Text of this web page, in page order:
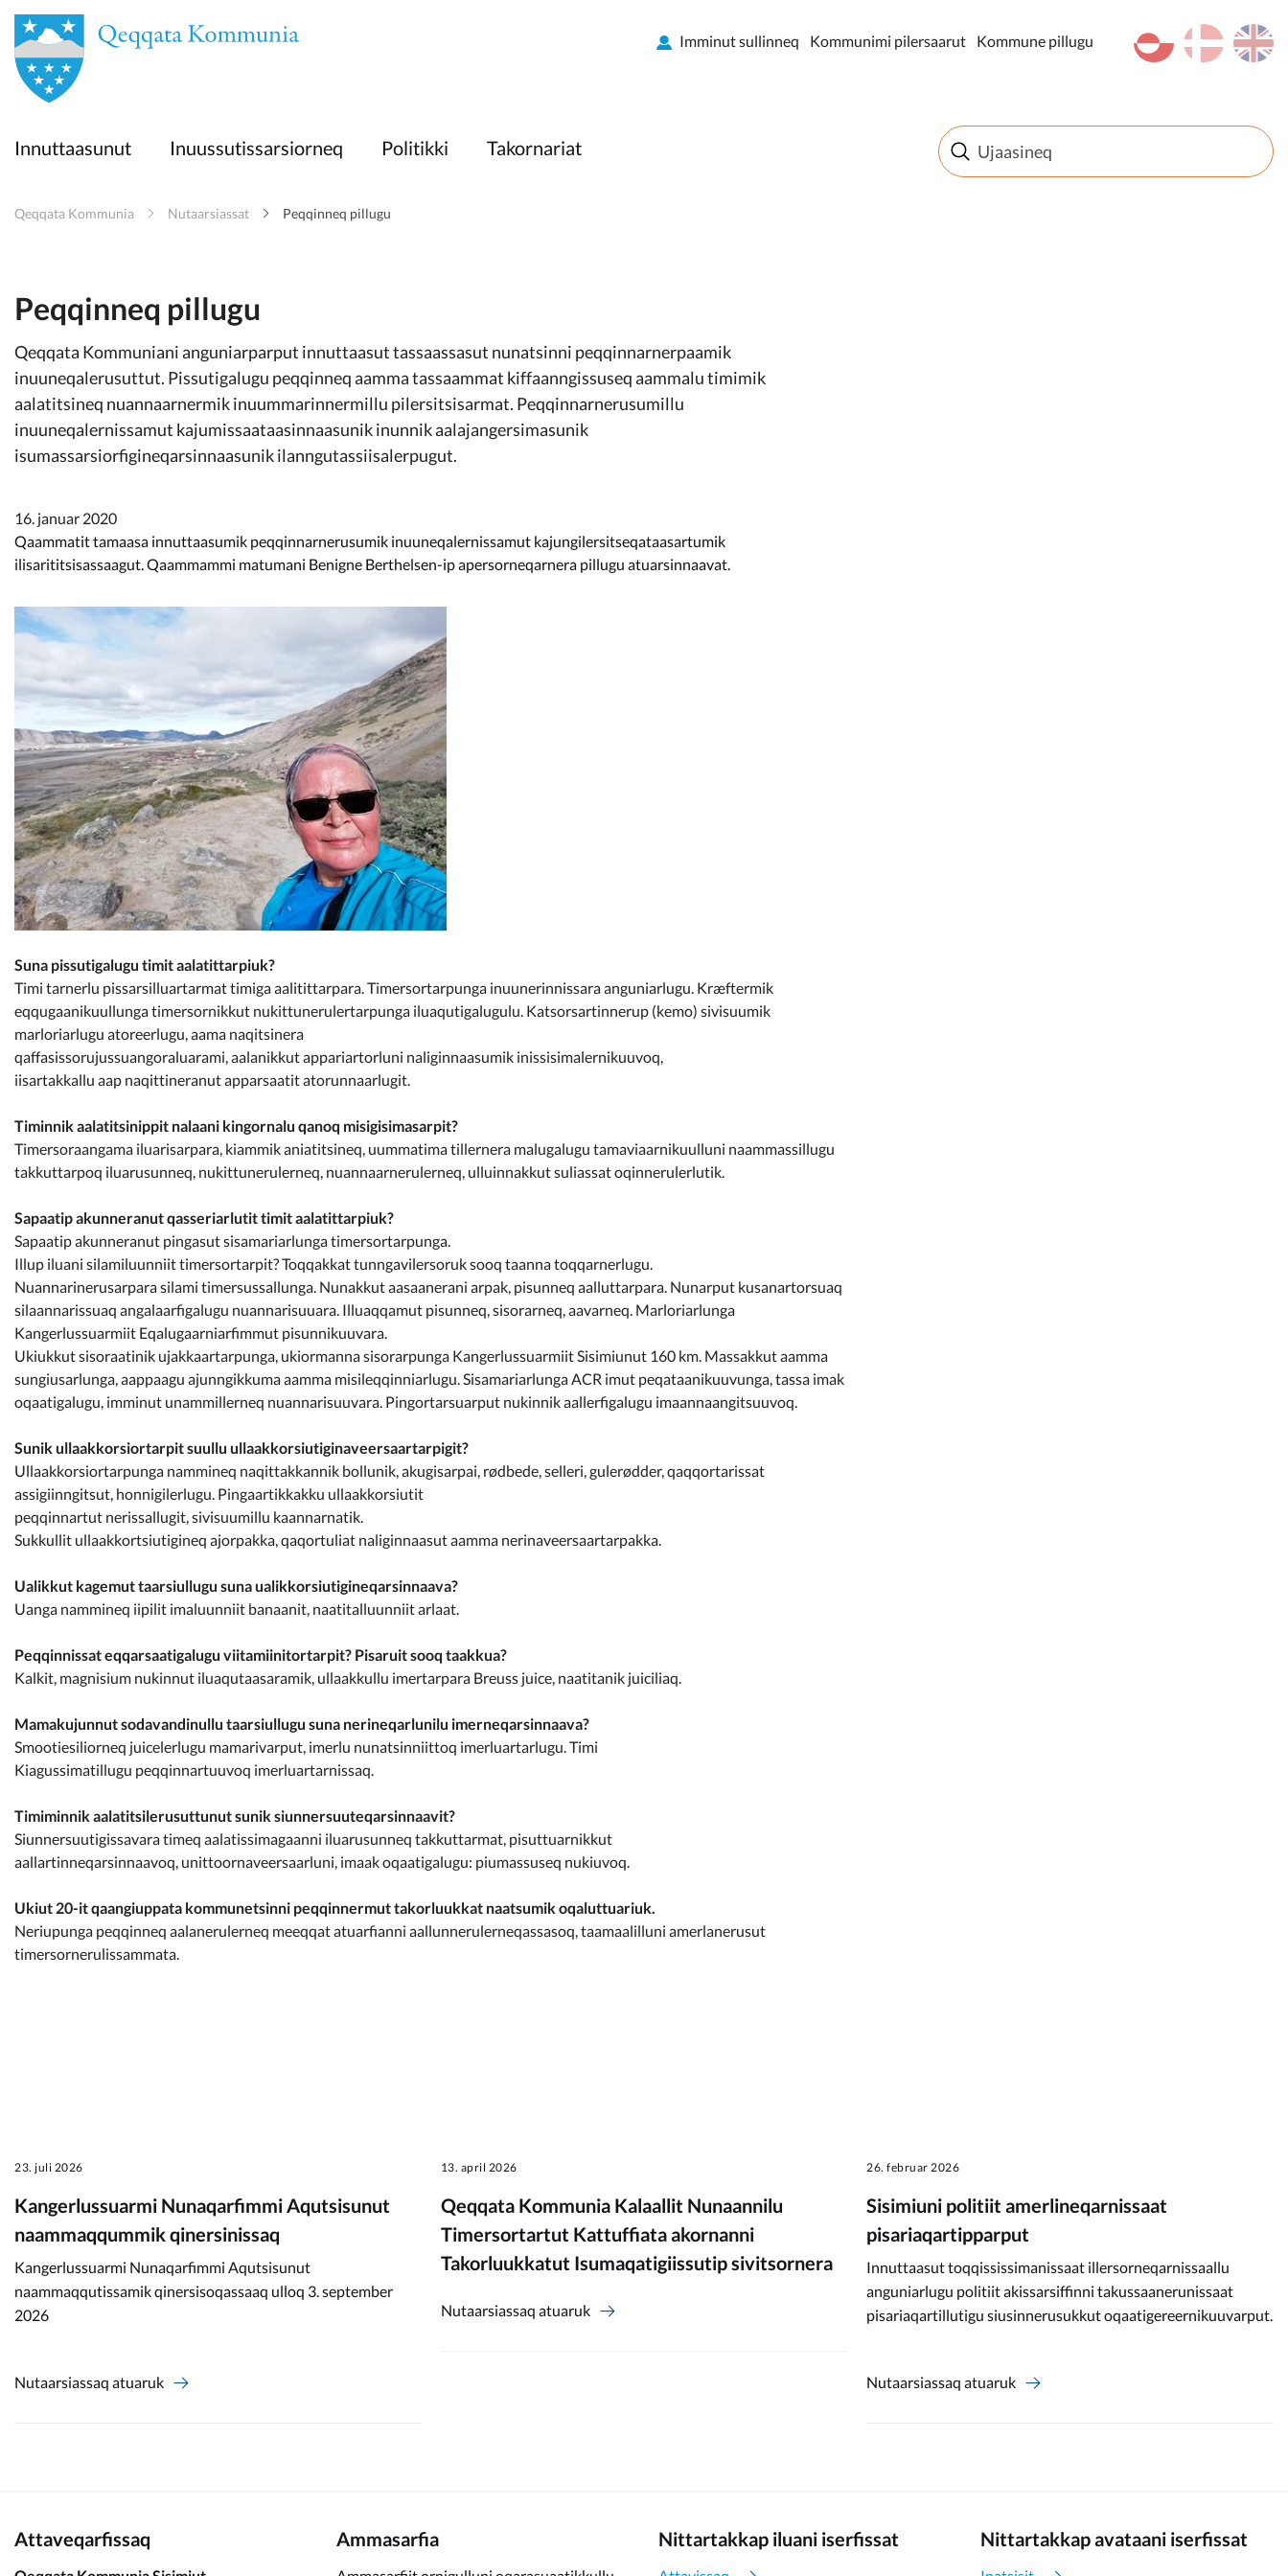
en
Innuttaasunut
Politikki
Imminut sullinneq
Kommunimi pilersaarut
en
da
kl-GL
Imminut sullinneq Kommunimi pilersaarut Kommune pillugu
Innuttaasunut Inuussutissarsiorneq Politikki Takornariat
Qeqqata Kommunia Nutaarsiassat Peqqinneq pillugu
Peqqinneq pillugu
Qeqqata Kommuniani anguniarparput innuttaasut tassaassasut nunatsinni peqqinnarnerpaamik
inuuneqalerusuttut. Pissutigalugu peqqinneq aamma tassaammat kiffaanngissuseq aammalu timimik
aalatitsineq nuannaarnermik inuummarinnermillu pilersitsisarmat. Peqqinnarnerusumillu
inuuneqalernissamut kajumissaataasinnaasunik inunnik aalajangersimasunik
isumassarsiorfigineqarsinnaasunik ilanngutassiisalerpugut.
16. januar 2020
Qaammatit tamaasa innuttaasumik peqqinnarnerusumik inuuneqalernissamut kajungilersitseqataasartumik
ilisarititsisassaagut. Qaammammi matumani Benigne Berthelsen-ip apersorneqarnera pillugu atuarsinnaavat.
Suna pissutigalugu timit aalatittarpiuk?
Timi tarnerlu pissarsilluartarmat timiga aalitittarpara. Timersortarpunga inuunerinnissara anguniarlugu. Kræftermik
eqqugaanikuullunga timersornikkut nukittunerulertarpunga iluaqutigalugulu. Katsorsartinnerup (kemo) sivisuumik
marloriarlugu atoreerlugu, aama naqitsinera
qaffasissorujussuangoraluarami, aalanikkut appariartorluni naliginnaasumik inissisimalernikuuvoq,
iisartakkallu aap naqittineranut apparsaatit atorunnaarlugit.
Timinnik aalatitsinippit nalaani kingornalu qanoq misigisimasarpit?
Timersoraangama iluarisarpara, kiammik aniatitsineq, uummatima tillernera malugalugu tamaviaarnikuulluni naammassillugu
takkuttarpoq iluarusunneq, nukittunerulerneq, nuannaarnerulerneq, ulluinnakkut suliassat oqinnerulerlutik.
Sapaatip akunneranut qasseriarlutit timit aalatittarpiuk?
Sapaatip akunneranut pingasut sisamariarlunga timersortarpunga.
Illup iluani silamiluunniit timersortarpit? Toqqakkat tunngavilersoruk sooq taanna toqqarnerlugu.
Nuannarinerusarpara silami timersussallunga. Nunakkut aasaanerani arpak, pisunneq aalluttarpara. Nunarput kusanartorsuaq
silaannarissuaq angalaarfigalugu nuannarisuuara. Illuaqqamut pisunneq, sisorarneq, aavarneq. Marloriarlunga
Kangerlussuarmiit Eqalugaarniarfimmut pisunnikuuvara.
Ukiukkut sisoraatinik ujakkaartarpunga, ukiormanna sisorarpunga Kangerlussuarmiit Sisimiunut 160 km. Massakkut aamma
sungiusarlunga, aappaagu ajunngikkuma aamma misileqqinniarlugu. Sisamariarlunga ACR imut peqataanikuuvunga, tassa imak
oqaatigalugu, imminut unammillerneq nuannarisuuvara. Pingortarsuarput nukinnik aallerfigalugu imaannaangitsuuvoq.
Sunik ullaakkorsiortarpit suullu ullaakkorsiutiginaveersaartarpigit?
Ullaakkorsiortarpunga nammineq naqittakkannik bollunik, akugisarpai, rødbede, selleri, gulerødder, qaqqortarissat
assigiinngitsut, honnigilerlugu. Pingaartikkakku ullaakkorsiutit
peqqinnartut nerissallugit, sivisuumillu kaannarnatik.
Sukkullit ullaakkortsiutigineq ajorpakka, qaqortuliat naliginnaasut aamma nerinaveersaartarpakka.
Ualikkut kagemut taarsiullugu suna ualikkorsiutigineqarsinnaava?
Uanga nammineq iipilit imaluunniit banaanit, naatitalluunniit arlaat.
Peqqinnissat eqqarsaatigalugu viitamiinitortarpit? Pisaruit sooq taakkua?
Kalkit, magnisium nukinnut iluaqutaasaramik, ullaakkullu imertarpara Breuss juice, naatitanik juiciliaq.
Mamakujunnut sodavandinullu taarsiullugu suna nerineqarlunilu imerneqarsinnaava?
Smootiesiliorneq juicelerlugu mamarivarput, imerlu nunatsinniittoq imerluartarlugu. Timi
Kiagussimatillugu peqqinnartuuvoq imerluartarnissaq.
Timiminnik aalatitsilerusuttunut sunik siunnersuuteqarsinnaavit?
Siunnersuutigissavara timeq aalatissimagaanni iluarusunneq takkuttarmat, pisuttuarnikkut
aallartinneqarsinnaavoq, unittoornaveersaarluni, imaak oqaatigalugu: piumassuseq nukiuvoq.
Ukiut 20-it qaangiuppata kommunetsinni peqqinnermut takorluukkat naatsumik oqaluttuariuk.
Neriupunga peqqinneq aalanerulerneq meeqqat atuarfianni aallunnerulerneqassasoq, taamaalilluni amerlanerusut
timersornerulissammata.
23. juli 2026
Kangerlussuarmi Nunaqarfimmi Aqutsisunut
naammaqqummik qinersinissaq
Kangerlussuarmi Nunaqarfimmi Aqutsisunut
naammaqqutissamik qinersisoqassaaq ulloq 3. september
2026
Nutaarsiassaq atuaruk
13. april 2026
Qeqqata Kommunia Kalaallit Nunaannilu
Timersortartut Kattuffiata akornanni
Takorluukkatut Isumaqatigiissutip sivitsornera
Nutaarsiassaq atuaruk
26. februar 2026
Sisimiuni politiit amerlineqarnissaat
pisariaqartipparput
Innuttaasut toqqississimanissaat illersorneqarnissaallu
anguniarlugu politiit akissarsiffinni takussaanerunissaat
pisariaqartillutigu siusinnerusukkut oqaatigereernikuuvarput.
Nutaarsiassaq atuaruk
Attaveqarfissaq Ammasarfia Nittartakkap iluani iserfissat Nittartakkap avataani iserfissat